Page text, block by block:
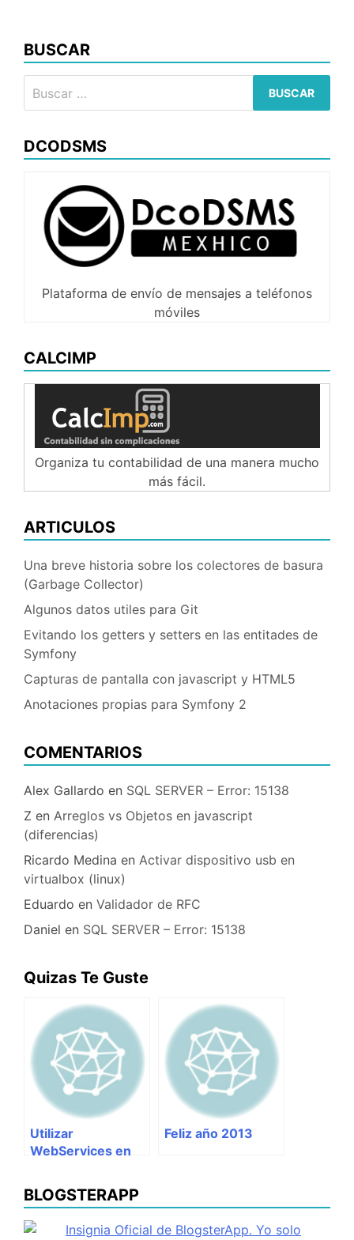
BUSCAR
DCODSMS
Plataforma de envío de mensajes a teléfonos
móviles
CALCIMP
Organiza tu contabilidad de una manera mucho
más fácil.
ARTICULOS
Una breve historia sobre los colectores de basura
(Garbage Collector)
Algunos datos utiles para Git
Evitando los getters y setters en las entitades de
Symfony
Capturas de pantalla con javascript y HTML5
Anotaciones propias para Symfony 2
COMENTARIOS
Alex Gallardo en SQL SERVER – Error: 15138
Z en Arreglos vs Objetos en javascript
(diferencias)
Ricardo Medina en Activar dispositivo usb en
virtualbox (linux)
Eduardo en Validador de RFC
Daniel en SQL SERVER – Error: 15138
Quizas Te Guste
Utilizar
WebServices en
utilizando SSIS –
Parte I
Feliz año 2013
BLOGSTERAPP